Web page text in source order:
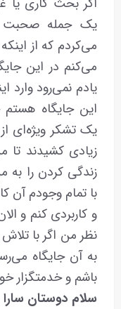
یک جمله صحبت
می‌کردم که از
می‌کنم در این
یادم نمی‌رود وارد
این جایگاه
یک تشکر ویژه‌ای از
زیادی کشیدند
زندگی کردن را
با تمام وجودم آن
و کاربردی کنم و
نظر من اگر با
باشم و خدمتگزار
سلام دوستان سارا